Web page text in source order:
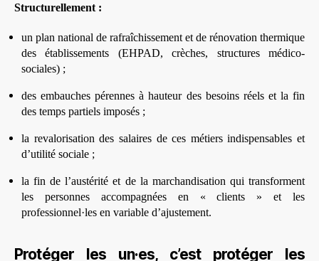
Structurellement :
un plan national de rafraîchissement et de rénovation thermique
des établissements (EHPAD, crèches, structures médico-
sociales) ;
des embauches pérennes à hauteur des besoins réels et la fin
des temps partiels imposés ;
la revalorisation des salaires de ces métiers indispensables et
d’utilité sociale ;
la fin de l’austérité et de la marchandisation qui transforment
les personnes accompagnées en « clients » et les
professionnel·les en variable d’ajustement.
Protéger les un·es, c’est protéger les